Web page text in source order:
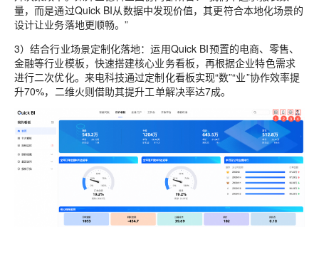
量，而是通过Quick BI从数据中发现价值，其更符合本地化场景的
设计让业务落地更顺畅。”
3）结合行业场景定制化落地：运用Quick BI预置的电商、零售、
金融等行业模板，快速搭建核心业务看板，再根据企业特色需求
进行二次优化。来电科技通过定制化看板实现“数”“业”协作效率提
升70%，二维火则借助其提升工单解决率达7成。